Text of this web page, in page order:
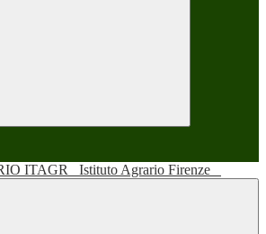
Istituto Agrario Firenze